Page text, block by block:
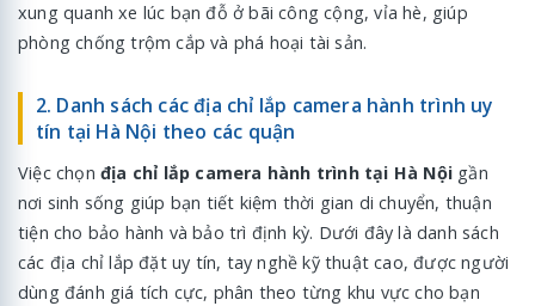
xung quanh xe lúc bạn đỗ ở bãi công cộng, vỉa hè, giúp
phòng chống trộm cắp và phá hoại tài sản.
2. Danh sách các địa chỉ lắp camera hành trình uy
tín tại Hà Nội theo các quận
Việc chọn địa chỉ lắp camera hành trình tại Hà Nội gần
nơi sinh sống giúp bạn tiết kiệm thời gian di chuyển, thuận
tiện cho bảo hành và bảo trì định kỳ. Dưới đây là danh sách
các địa chỉ lắp đặt uy tín, tay nghề kỹ thuật cao, được người
dùng đánh giá tích cực, phân theo từng khu vực cho bạn